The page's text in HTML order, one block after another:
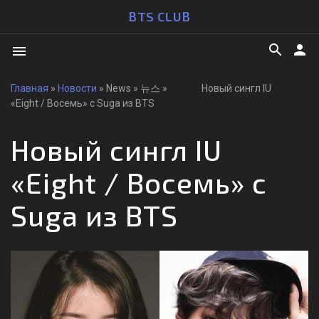
BTS CLUB
menu person
search
Главная » Новости » News » 뉴스 » Новый сингл IU
«Eight / Восемь» с Suga из BTS
Новый сингл IU
«Eight / Восемь» с
Suga из BTS